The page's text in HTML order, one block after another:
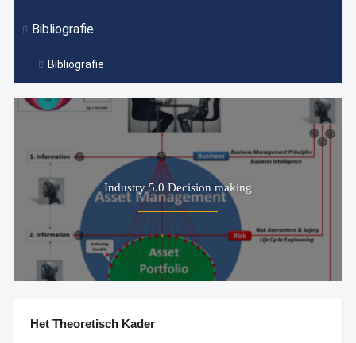
Bibliografie
Bibliografie
Industry 5.0 Decision making
Het Theoretisch Kader